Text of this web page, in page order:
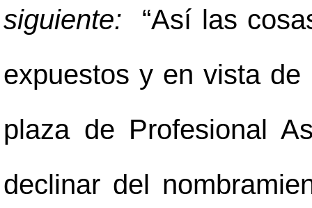
siguiente: “Así las
expuestos y en vista
plaza de Profesional
declinar del